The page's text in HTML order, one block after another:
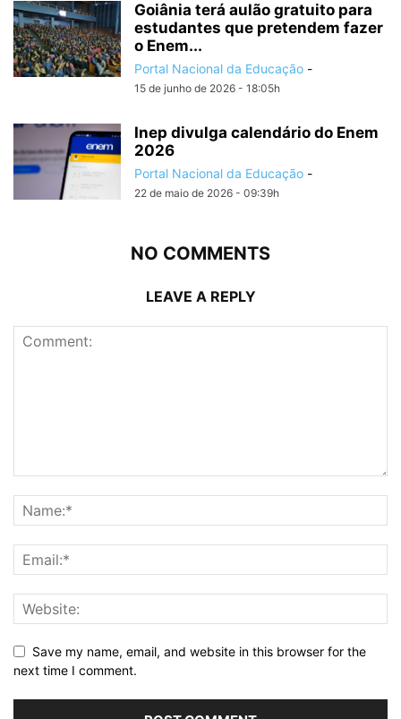
Goiânia terá aulão gratuito para
estudantes que pretendem fazer
o Enem...
Portal Nacional da Educação -
15 de junho de 2026 - 18:05h
Inep divulga calendário do Enem
2026
Portal Nacional da Educação -
22 de maio de 2026 - 09:39h
NO COMMENTS
LEAVE A REPLY
Save my name, email, and website in this browser for the
next time I comment.